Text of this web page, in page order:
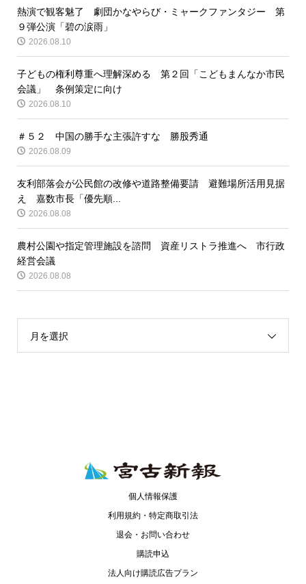
熱演で観客魅了 劇団かなやらび・ミャークファンタジー 第
９弾公演「碧の涙雨」
2026.08.10
子どもの権利尊重へ理解深める 第２回「こどもまんなか市民
会議」 条例策定に向け
2026.08.10
＃５２ 中国の勝手な主張許すな 勝股秀通
2026.08.09
友利部落会が公民館の改修や道路整備要請 避難場所活用見据
え 嘉数市長「優先順...
2026.08.08
農村公園や指定管理施設を諮問 資産リストラ推進へ 市行政
経営会議
2026.08.08
月を選択
個人情報保護
利用規約・特定商取引法
退会・お問い合わせ
購読申込
法人向け購読広告プラン